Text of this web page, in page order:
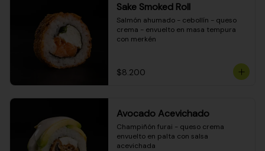
Sake Smoked Roll
Salmón ahumado - cebollín - queso
crema - envuelto en masa tempura
con merkén
$8.200
Avocado Acevichado
Champiñón furai - queso crema
envuelto en palta con salsa
acevichada